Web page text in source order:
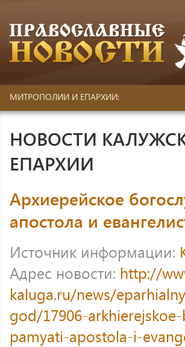
МИТРОПОЛИИ И ЕПАРХИИ:
НОВОСТИ
ЕПАРХИИ
Архиерейское
апостола и
Источник информации:
Адрес новости: http://
kaluga.ru/news/
god/17906-
pamyati-apostola-i-